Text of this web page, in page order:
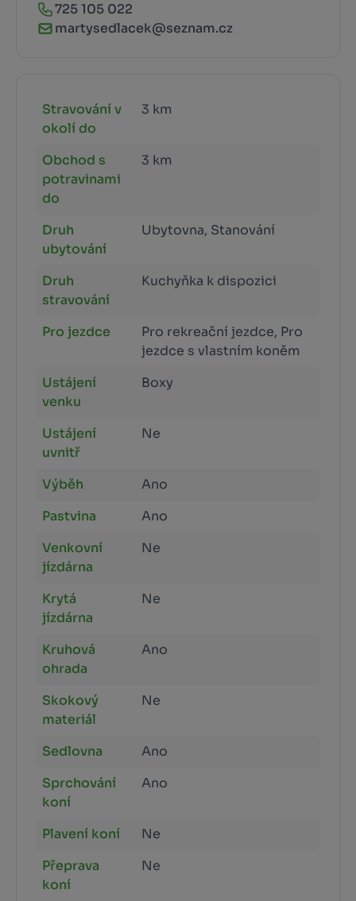
725 105 022
martysedlacek@seznam.cz
Stravování v
okolí do
3 km
Obchod s
potravinami
do
3 km
Druh
ubytování
Ubytovna, Stanování
Druh
stravování
Kuchyňka k dispozici
Pro jezdce
Pro rekreační jezdce, Pro
jezdce s vlastním koněm
Ustájení
venku
Boxy
Ustájení
uvnitř
Ne
Výběh
Ano
Pastvina
Ano
Venkovní
jízdárna
Ne
Krytá
jízdárna
Ne
Kruhová
ohrada
Ano
Skokový
materiál
Ne
Sedlovna
Ano
Sprchování
koní
Ano
Plavení koní
Ne
Přeprava
koní
Ne